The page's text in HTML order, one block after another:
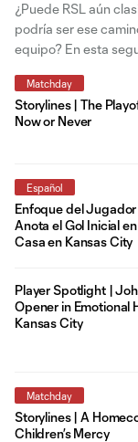
¿Puede RSL aún
podría ser ese
equipo? En esta
interpretaciones de
final de
Matchday
Storylines | The
Now or Never
Español
Enfoque del
Anota el Gol Inicial
Casa en Kansas City
Player Spotlight |
Opener in Emotional
Kansas City
Matchday
Storylines | A
Children’s Mercy